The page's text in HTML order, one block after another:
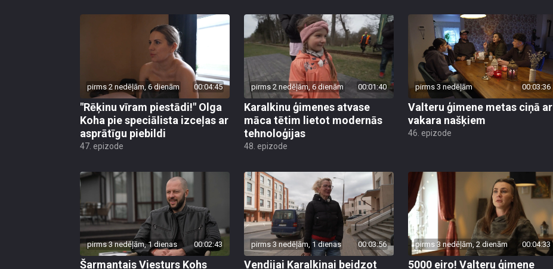
pirms 2 nedēļām, 6 dienām 00:04:45
"Rēķinu vīram piestādi!" Olga
Koha pie speciālista izceļas ar
asprātīgu piebildi
47. epizode
pirms 2 nedēļām, 6 dienām 00:01:40
Karalkinu ģimenes atvase
māca tētim lietot modernās
tehnoloģijas
48. epizode
pirms 3 nedēļām 00:03:36
Valteru ģimene metas ciņā ar
vakara našķiem
46. epizode
pirms 3 nedēļām, 1 dienas 00:02:43
Šarmantais Viesturs Kohs
pirms 3 nedēļām, 1 dienas 00:03:56
Vendijai Karalkinai beidzot
pirms 3 nedēļām, 2 dienām 00:04:33
5000 eiro! Valteru ģimene